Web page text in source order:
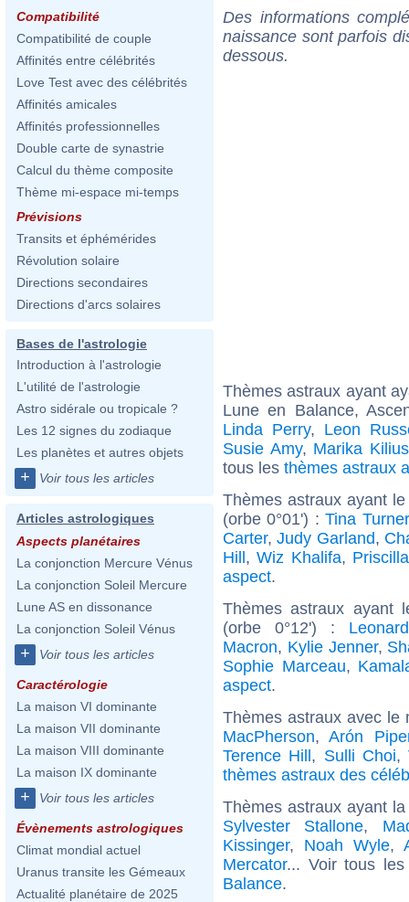
Compatibilité
Compatibilité de couple
Affinités entre célébrités
Love Test avec des célébrités
Affinités amicales
Affinités professionnelles
Double carte de synastrie
Calcul du thème composite
Thème mi-espace mi-temps
Prévisions
Transits et éphémérides
Révolution solaire
Directions secondaires
Directions d'arcs solaires
Bases de l'astrologie
Introduction à l'astrologie
L'utilité de l'astrologie
Astro sidérale ou tropicale ?
Les 12 signes du zodiaque
Les planètes et autres objets
+ Voir tous les articles
Articles astrologiques
Aspects planétaires
La conjonction Mercure Vénus
La conjonction Soleil Mercure
Lune AS en dissonance
La conjonction Soleil Vénus
+ Voir tous les articles
Caractérologie
La maison VI dominante
La maison VII dominante
La maison VIII dominante
La maison IX dominante
+ Voir tous les articles
Évènements astrologiques
Climat mondial actuel
Uranus transite les Gémeaux
Actualité planétaire de 2025
Des informations
naissance sont parfois
dessous.
Thèmes astraux ayant
Lune en Balance,
Linda Perry, Leon
Susie Amy, Marika Kilius
tous les thèmes astraux
Thèmes astraux ayant
(orbe 0°01') :Tina Turner
Carter,Judy Garland,
Hill,Wiz Khalifa,
aspect.
Thèmes astraux ayant
(orbe 0°12') :
Macron, Kylie Jenner,
Sophie Marceau,
aspect.
Thèmes astraux avec
MacPherson,Arón
Terence Hill, Sulli Choi,
thèmes astraux des
Thèmes astraux ayant
Sylvester Stallone,
Kissinger, Noah Wyle,
Mercator... Voir tous
Balance.